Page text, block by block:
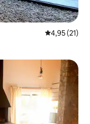
4,95 af 5 í
4,95 (21)